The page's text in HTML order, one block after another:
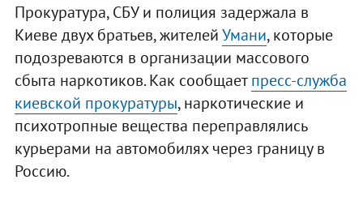
Прокуратура, СБУ и полиция задержала в
Киеве двух братьев, жителейУмани, которые
подозреваются в организации массового
сбыта наркотиков. Как сообщаетпресс-служба
киевской прокуратуры, наркотические и
психотропные вещества переправлялись
курьерами на автомобилях через границу в
Россию.